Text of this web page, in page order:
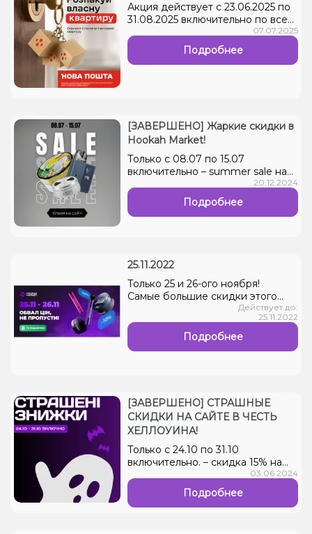
настроение себе и б...
Акция действует с 23.06.2025 по
31.08.2025 включительно по всей
территории Украины, кроме
временно оккупированных
территорий. Подробности - на
07.07.2025
Подробнее
[ЗАВЕРШЕНО] Жаркие скидки в
Hookah Market!
Только с 08.07 по 15.07
включительно – summer sale на
все, что так всегда нужно: ⁃ 15%
на все жидкости для pоd-систем
⁃ 15% на все аксессуары для
Скидки действуют
не скучают с...
20.12.2024
Подробнее
25.11.2022
Только 25 и 26-ого ноября!
Самые большие скидки этого
года в честь черной пятницы! Что
тебя ждет? -20% на аксессуары
для твоего кальяна. -15% на
электронные pod-системы и
дня горячи...
Действует до:
25.11.2022
Подробнее
[ЗАВЕРШЕНО] СТРАШНЫЕ
СКИДКИ НА САЙТЕ В ЧЕСТЬ
ХЕЛЛОУИНА!
Только с 24.10 по 31.10
включительно. – скидка 15% на
все жидкости для pod-систем. –
15% на все одноразовые и
многоразовые pod-системы. –
03.06.2024
Подробнее